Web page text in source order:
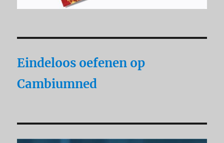
Eindeloos oefenen op
Cambiumned